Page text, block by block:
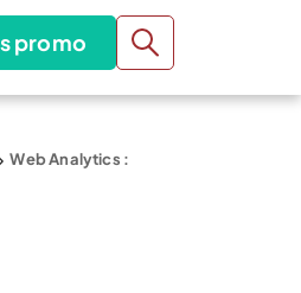
promo
Web Analytics :